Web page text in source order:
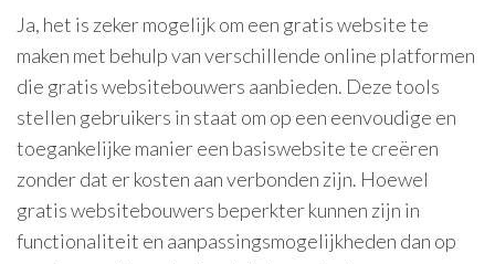
Ja, het is zeker mogelijk om een gratis website te
maken met behulp van verschillende online platformen
die gratis websitebouwers aanbieden. Deze tools
stellen gebruikers in staat om op een eenvoudige en
toegankelijke manier een basiswebsite te creëren
zonder dat er kosten aan verbonden zijn. Hoewel
gratis websitebouwers beperkter kunnen zijn in
functionaliteit en aanpassingsmogelijkheden dan op